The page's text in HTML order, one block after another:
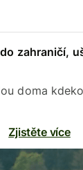
zahraničí,
doma
Zjistěte více